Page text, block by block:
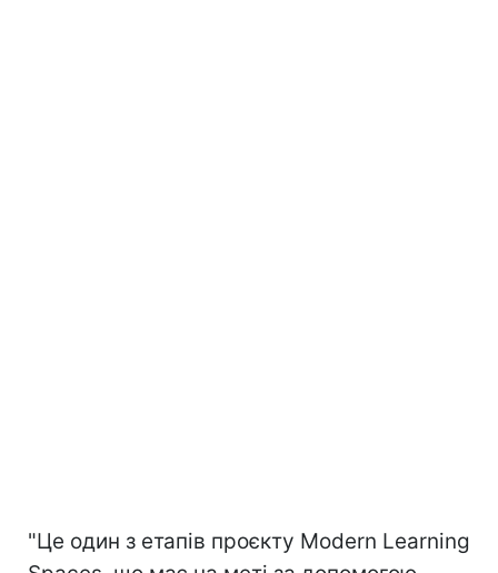
"Це один з етапів проєкту Modern Learning